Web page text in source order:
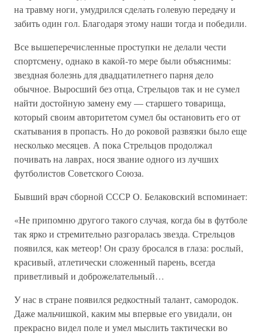
на травму ноги, умудрился сделать голевую передачу и
забить один гол. Благодаря этому наши тогда и победили.
Все вышеперечисленные проступки не делали чести
спортсмену, однако в какой-то мере были объяснимы:
звездная болезнь для двадцатилетнего парня дело
обычное. Выросший без отца, Стрельцов так и не сумел
найти достойную замену ему — старшего товарища,
который своим авторитетом сумел бы остановить его от
скатывания в пропасть. Но до роковой развязки было еще
несколько месяцев. А пока Стрельцов продолжал
почивать на лаврах, нося звание одного из лучших
футболистов Советского Союза.
Бывший врач сборной СССР О. Белаковский вспоминает:
«Не припомню другого такого случая, когда бы в футболе
так ярко и стремительно разгоралась звезда. Стрельцов
появился, как метеор! Он сразу бросался в глаза: рослый,
красивый, атлетически сложенный парень, всегда
приветливый и доброжелательный…
У нас в стране появился редкостный талант, самородок.
Даже мальчишкой, каким мы впервые его увидали, он
прекрасно видел поле и умел мыслить тактически во